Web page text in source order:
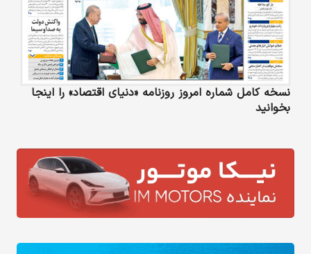
نسخه کامل شماره امروز روزنامه «دنیای‌ اقتصاد» را اینجا
بخوانید